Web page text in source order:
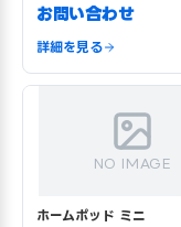
お問い合わせ
詳細を見る
NO IMAGE
ホームポッド ミニ